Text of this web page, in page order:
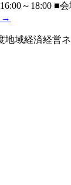
16:00～
→
地域経済経営